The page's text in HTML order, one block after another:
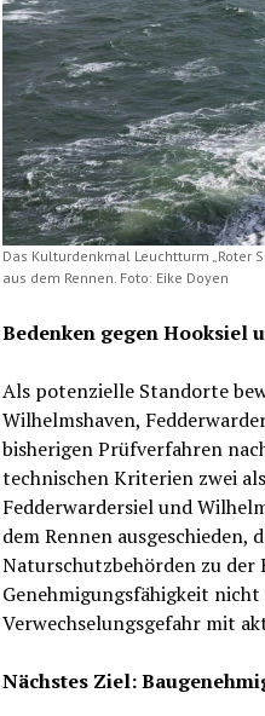
Das Kulturdenkmal Leuchtturm „Roter
aus dem Rennen. Foto: Eike Doyen
Bedenken gegen Hooksiel
Als potenzielle Standorte
Wilhelmshaven,
bisherigen Prüfverfahren
technischen Kriterien zwei
Fedderwardersiel und
dem Rennen ausgeschieden,
Naturschutzbehörden zu der
Genehmigungsfähigkeit nicht
Verwechselungsgefahr mit
Nächstes Ziel: